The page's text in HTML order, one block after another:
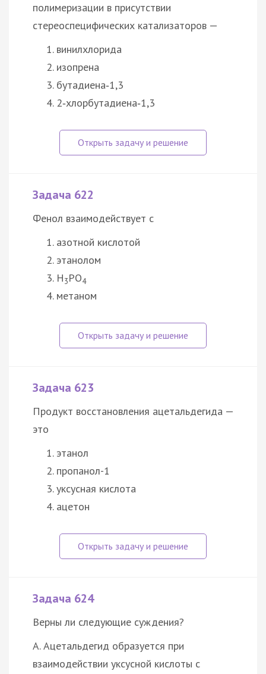
полимеризации в присутствии
стереоспецифических катализаторов —
винилхлорида
изопрена
бутадиена‑1,3
2‑хлорбутадиена‑1,3
Задача 622
Фенол взаимодействует с
азотной кислотой
этанолом
H3PO4
метаном
Задача 623
Продукт восстановления ацетальдегида —
это
этанол
пропанол-1
уксусная кислота
ацетон
Задача 624
Верны ли следующие суждения?
А. Ацетальдегид образуется при
взаимодействии уксусной кислоты с